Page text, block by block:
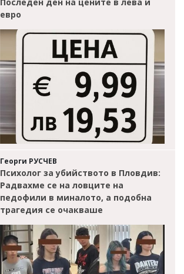
евро
Георги РУСЧЕВ
Психолог за убийството в Пловдив:
Радвахме се на ловците на
педофили в миналото, а подобна
трагедия се очакваше